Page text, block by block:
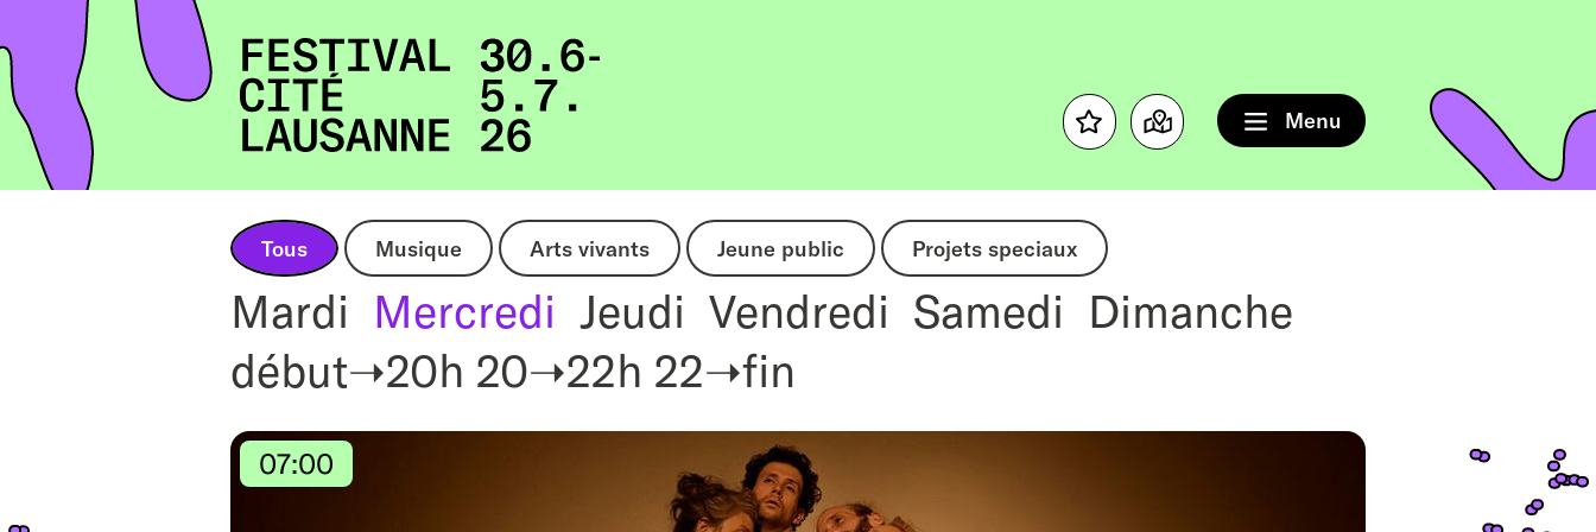
Tous Musique Arts vivants Jeune public Projets speciaux
Mardi Mercredi Jeudi Vendredi Samedi Dimanche
début➝20h 20➝22h 22➝fin
07:00